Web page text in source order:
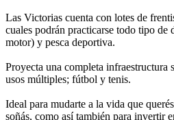
Las Victorias cuenta con lotes de
cuales podrán practicarse todo tipo de
motor) y pesca deportiva.
Proyecta una completa infraestructura
usos múltiples; fútbol y tenis.
Ideal para mudarte a la vida que
soñás, como así también para invertir